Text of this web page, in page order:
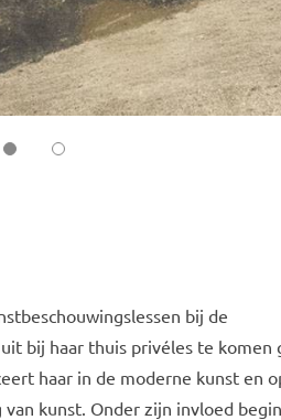
bij de
bij haar thuis privéles te komen
haar in de moderne kunst en
kunst. Onder zijn invloed